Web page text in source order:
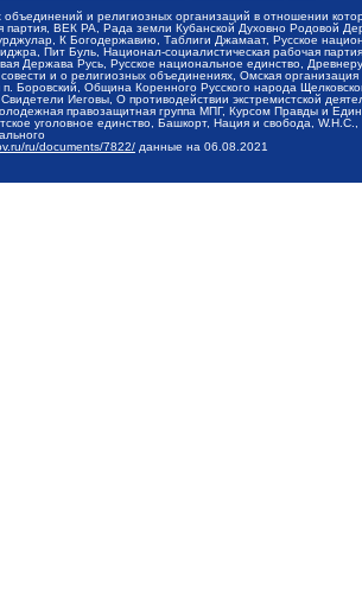
и религиозных организаций в отношении
партия, ВЕК РА, Рада земли Кубанской Духовно Родовой
К Богодержавию, Таблиги Джамаат, Русское
Пит Буль, Национал-социалистическая рабочая
Держава Русь, Русское национальное единство,
и о религиозных объединениях, Омская
Боровский, Община Коренного Русского народа
Иеговы, О противодействии экстремистской
правозащитная группа МПГ, Курсом Правды и
уголовное единство, Башкорт, Нация и свобода,
ru/documents/7822/ данные на 06.08.2021